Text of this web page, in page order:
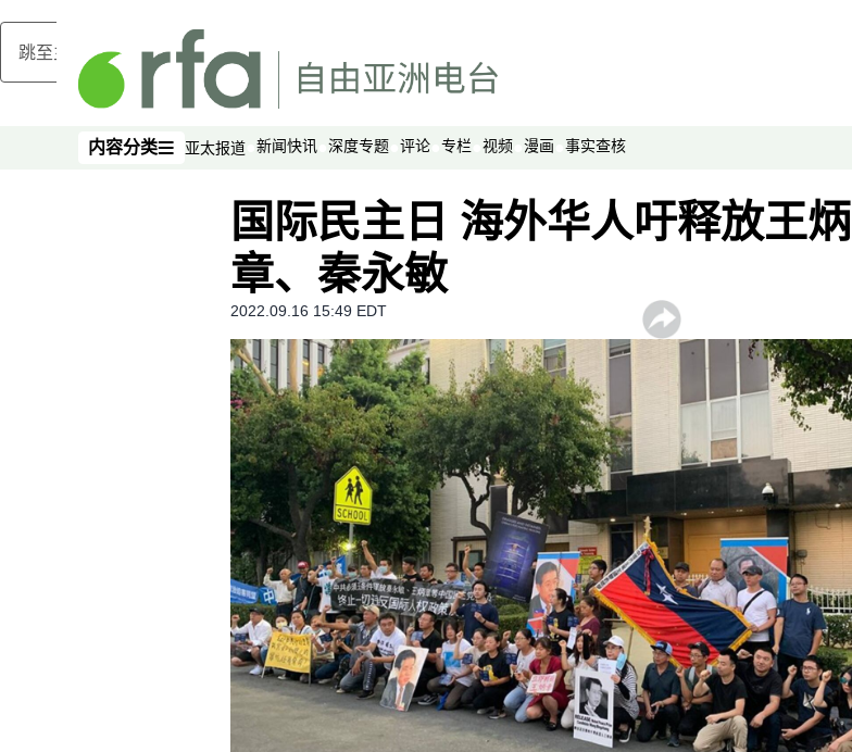
跳至主内容
内容分类
内容分类 亚太报道 新闻快讯 深度专题 评论 专栏 视频 漫画 事实查核
国际民主日 海外华人吁释放王炳
章、秦永敏
2022.09.16 15:49 EDT